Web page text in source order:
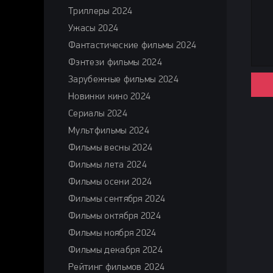
Триллеры 2024
Ужасы 2024
Фантастические фильмы 2024
Фэнтези фильмы 2024
Зарубежные фильмы 2024
Новинки кино 2024
Сериалы 2024
Мультфильмы 2024
Фильмы весны 2024
Фильмы лета 2024
Фильмы осени 2024
Фильмы сентября 2024
Фильмы октября 2024
Фильмы ноября 2024
Фильмы декабря 2024
Рейтинг фильмов 2024